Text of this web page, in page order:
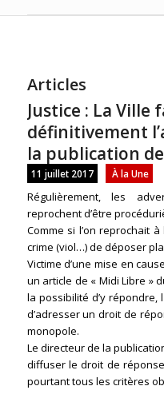
Articles
Justice : La
définitivement
la publication
11 juillet 2017 À la Une
Régulièrement, les
reprochent d’être
Comme si l’on reprochait
crime (viol…) de déposer
Victime d’une mise en
un article de « Midi Libre »
la possibilité d’y répondre,
d’adresser un droit de
monopole.
Le directeur de la
diffuser le droit de
pourtant tous les critères